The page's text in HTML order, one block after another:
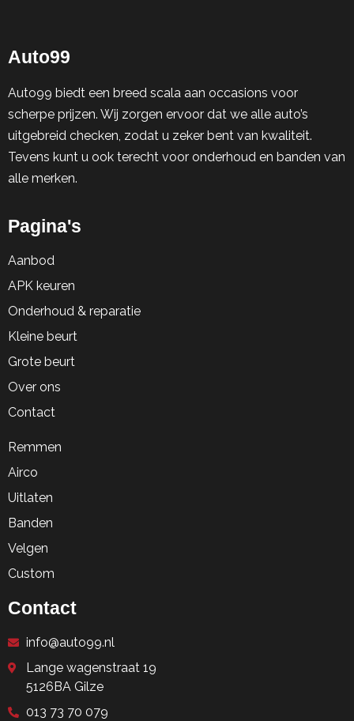
Auto99
Auto99 biedt een breed scala aan occasions voor
scherpe prijzen. Wij zorgen ervoor dat we alle auto’s
uitgebreid checken, zodat u zeker bent van kwaliteit.
Tevens kunt u ook terecht voor onderhoud en banden van
alle merken.
Pagina's
Aanbod
APK keuren
Onderhoud & reparatie
Kleine beurt
Grote beurt
Over ons
Contact
Remmen
Airco
Uitlaten
Banden
Velgen
Custom
Contact
info@auto99.nl
Lange wagenstraat 19
5126BA Gilze
013 73 70 079